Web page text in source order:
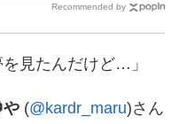
Recommended by
を見たんだけど…」
や (@kardr_maru)さん